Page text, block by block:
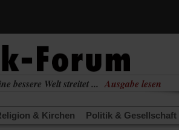
bessere Welt streitet ... Ausgabe lesen
& Kirchen Politik & Gesellschaft